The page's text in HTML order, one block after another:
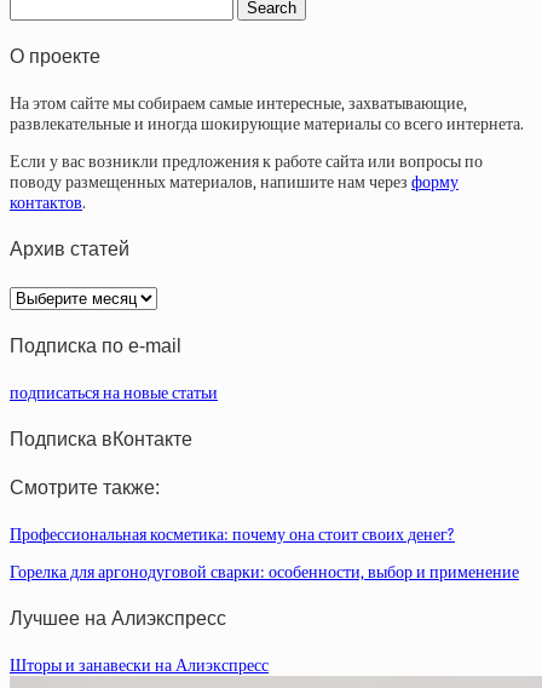
О проекте
На этом сайте мы собираем самые интересные, захватывающие,
развлекательные и иногда шокирующие материалы со всего интернета.
Если у вас возникли предложения к работе сайта или вопросы по
поводу размещенных материалов, напишите нам через форму
контактов.
Архив статей
Архив
статей
Подписка по e-mail
подписаться на новые статьи
Подписка вКонтакте
Смотрите также:
Профессиональная косметика: почему она стоит своих денег?
Горелка для аргонодуговой сварки: особенности, выбор и применение
Лучшее на Алиэкспресс
Шторы и занавески на Алиэкспресс